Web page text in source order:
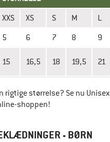
XXS XS S M L
5 6 7 8 9
15 16,5 18 19,5 21
rigtige størrelse? Se nu Unisex
shoppen!
- BØRN